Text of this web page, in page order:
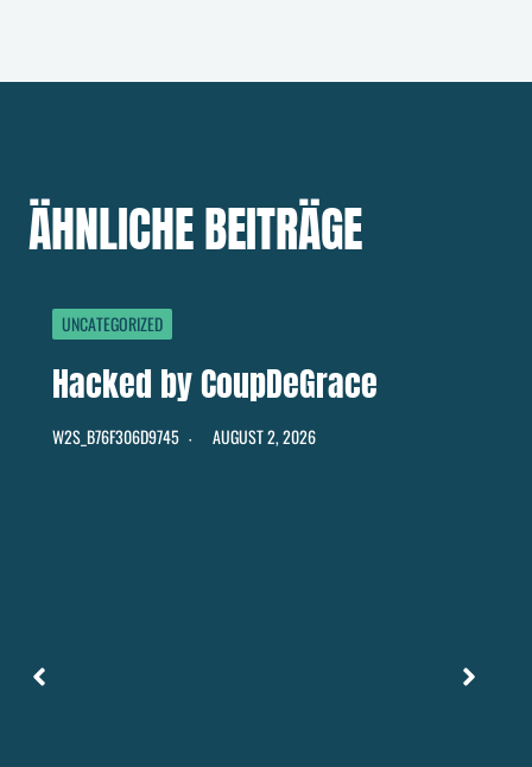
ÄHNLICHE BEITRÄGE
UNCATEGORIZED
Hacked by CoupDeGrace
W2S_B76F306D9745 AUGUST 2, 2026